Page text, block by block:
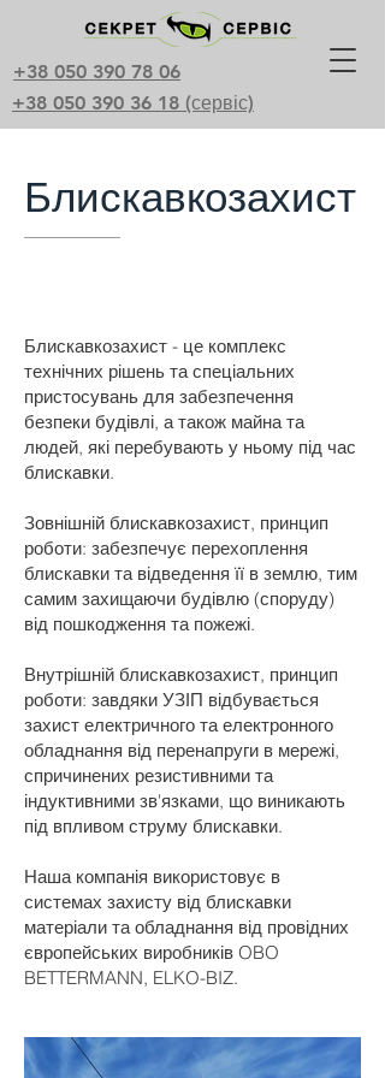
+38 050 390 78 06
+38 050 390 36 18 (сервіс)
Блискавкозахист
Блискавкозахист - це комплекс
технічних рішень та спеціальних
пристосувань для забезпечення
безпеки будівлі, а також майна та
людей, які перебувають у ньому під час
блискавки.
Зовнішній блискавкозахист, принцип
роботи: забезпечує перехоплення
блискавки та відведення її в землю, тим
самим захищаючи будівлю (споруду)
від пошкодження та пожежі.
Внутрішній блискавкозахист, принцип
роботи: завдяки УЗІП відбувається
захист електричного та електронного
обладнання від перенапруги в мережі,
спричинених резистивними та
індуктивними зв'язками, що виникають
під впливом струму блискавки.
Наша компанія використовує в
системах захисту від блискавки
матеріали та обладнання від провідних
європейських виробників OBO
BETTERMANN, ELKO-BIZ.